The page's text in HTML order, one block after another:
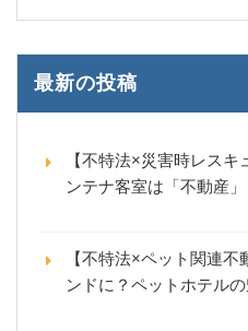
最新の投稿
【不特法×災害時レス
ンテナ客室は「不動産
【不特法×ペット関連
ンドに？ペットホテル